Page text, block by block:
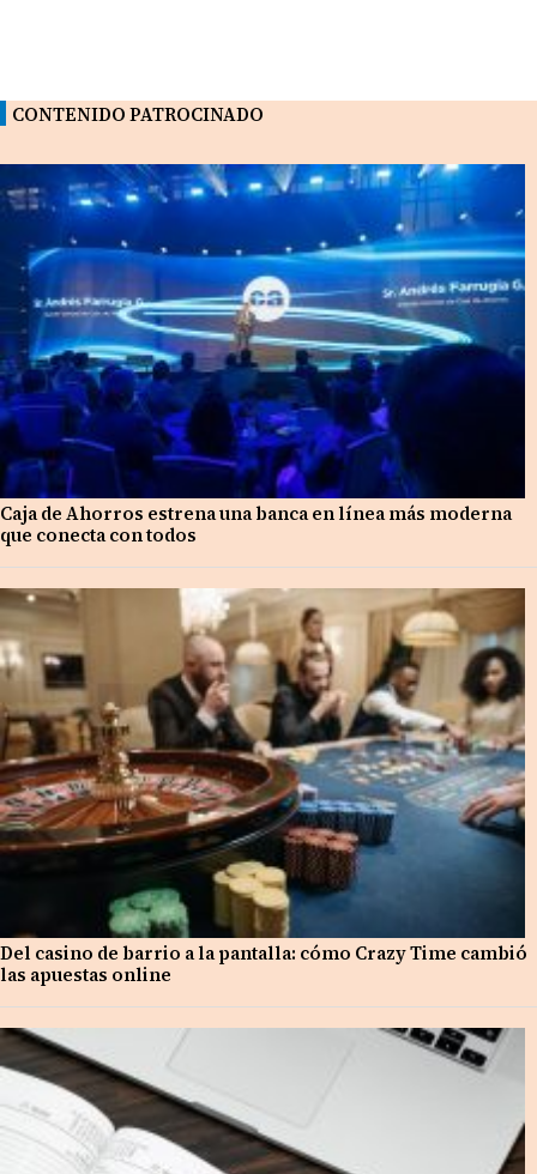
CONTENIDO PATROCINADO
Caja de Ahorros estrena una banca en línea más moderna
que conecta con todos
Del casino de barrio a la pantalla: cómo Crazy Time cambió
las apuestas online